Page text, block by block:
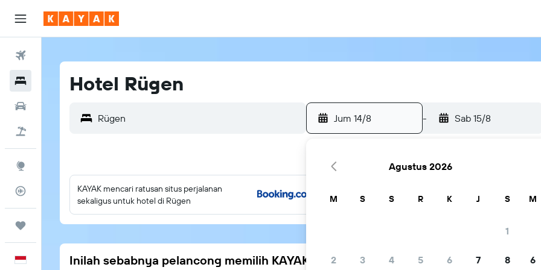
Pantau Pesawat
Bahasa Indonesia
Hotel Rügen
Jum 14/8 - Sab 15/8
KAYAK mencari ratusan situs perjalanan
sekaligus untuk hotel di Rügen
Inilah sebabnya pelancong memilih KAYAK
Agustus 2026
M S S R K J S
1
2 3 4 5 6 7 8
M
6